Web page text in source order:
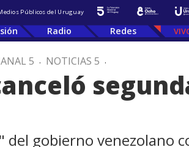
Públicos del Uruguay
Radio Redes
5 . NOTICIAS 5 .
del gobierno venezolano